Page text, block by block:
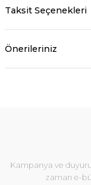
Taksit Seçenekleri
Önerileriniz
Kampanya ve
zaman e-